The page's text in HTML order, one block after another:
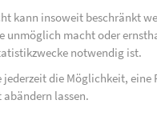
kann insoweit beschränkt
unmöglich macht oder
notwendig ist.
jederzeit die Möglichkeit,
abändern lassen.